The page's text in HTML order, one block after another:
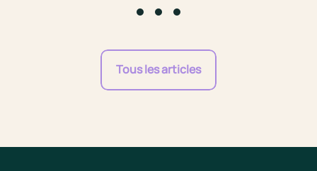
Tous les articles